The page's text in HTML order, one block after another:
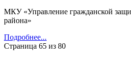
МКУ «Управление гражданской
района»
Подробнее...
Страница 65 из 80